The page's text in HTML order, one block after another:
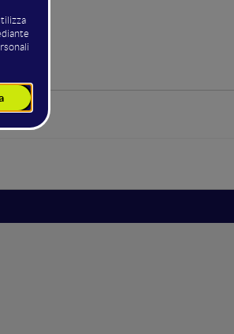
agevoli i risultati. Vedremo quali sono gli